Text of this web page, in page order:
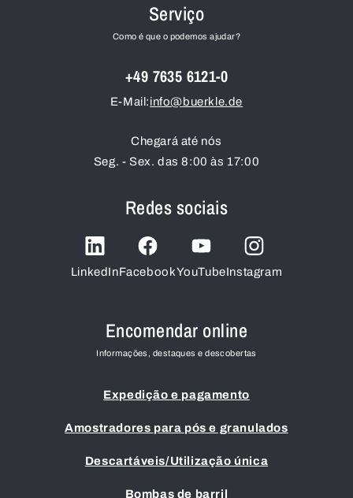
Serviço
Como é que o podemos ajudar?
+49 7635 6121-0
E-Mail:info@buerkle.de
Chegará até nós
Seg. - Sex. das 8:00 às 17:00
Redes sociais
LinkedInFacebookYouTubeInstagram
Encomendar online
Informações, destaques e descobertas
Expedição e pagamento
Amostradores para pós e granulados
Descartáveis/Utilização única
Bombas de barril